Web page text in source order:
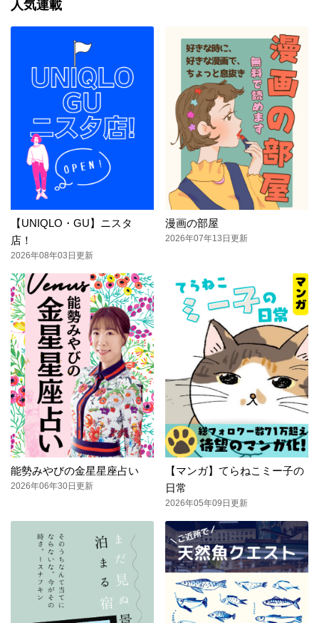
人気連載
【UNIQLO・GU】ニスタ
店！
2026年08年03日更新
漫画の部屋
2026年07年13日更新
能勢みやびの金星星座占い
2026年06年30日更新
【マンガ】てらねこミー子の
日常
2026年05年09日更新